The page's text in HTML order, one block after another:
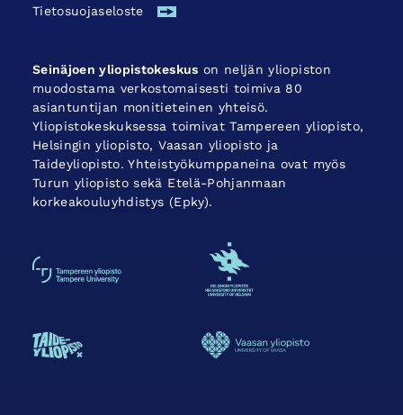
Tietosuojaseloste
Seinäjoen yliopistokeskus on neljän yliopiston
muodostama verkostomaisesti toimiva 80
asiantuntijan monitieteinen yhteisö.
Yliopistokeskuksessa toimivat Tampereen yliopisto,
Helsingin yliopisto, Vaasan yliopisto ja
Taideyliopisto. Yhteistyökumppaneina ovat myös
Turun yliopisto sekä Etelä-Pohjanmaan
korkeakouluyhdistys (Epky).